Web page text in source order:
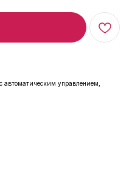
автоматическим управлением,